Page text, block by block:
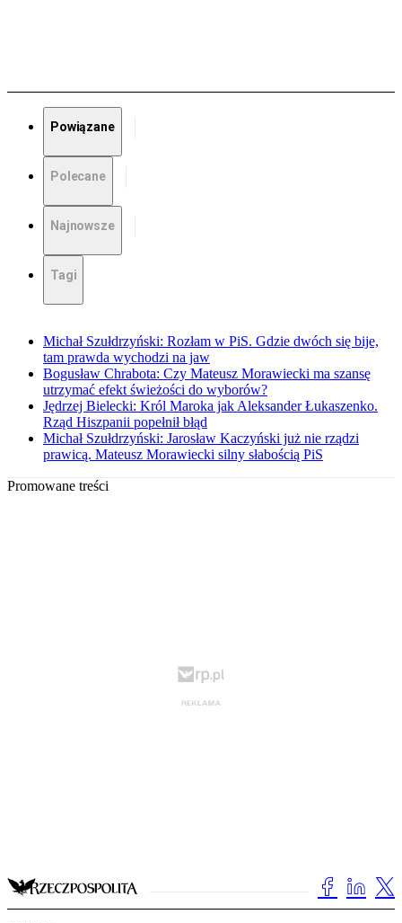
Powiązane
Polecane
Najnowsze
Tagi
Michał Szułdrzyński: Rozłam w PiS. Gdzie dwóch się bije,
tam prawda wychodzi na jaw
Bogusław Chrabota: Czy Mateusz Morawiecki ma szansę
utrzymać efekt świeżości do wyborów?
Jędrzej Bielecki: Król Maroka jak Aleksander Łukaszenko.
Rząd Hiszpanii popełnił błąd
Michał Szułdrzyński: Jarosław Kaczyński już nie rządzi
prawicą. Mateusz Morawiecki silny słabością PiS
Promowane treści